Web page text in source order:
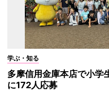
学ぶ・知る
多摩信用金庫本店で小
に172人応募